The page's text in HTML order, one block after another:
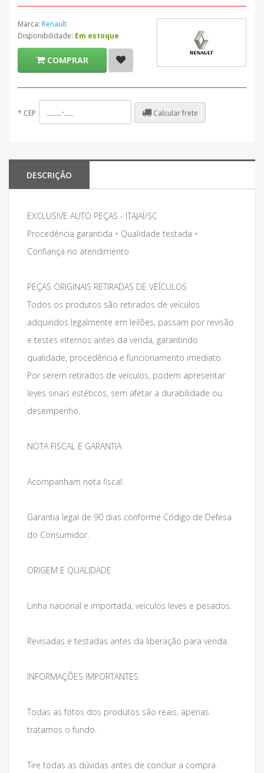
Marca: Renault
Disponibilidade: Em estoque
COMPRAR
* CEP Calcular frete
DESCRIÇÃO
EXCLUSIVE AUTO PEÇAS - ITAJAÍ/SC
Procedência garantida • Qualidade testada •
Confiança no atendimento
PEÇAS ORIGINAIS RETIRADAS DE VEÍCULOS
Todos os produtos são retirados de veículos
adquiridos legalmente em leilões, passam por revisão
e testes internos antes da venda, garantindo
qualidade, procedência e funcionamento imediato.
Por serem retirados de veículos, podem apresentar
leves sinais estéticos, sem afetar a durabilidade ou
desempenho.
NOTA FISCAL E GARANTIA
Acompanham nota fiscal.
Garantia legal de 90 dias conforme Código de Defesa
do Consumidor.
ORIGEM E QUALIDADE
Linha nacional e importada, veículos leves e pesados.
Revisadas e testadas antes da liberação para venda.
INFORMAÇÕES IMPORTANTES
Todas as fotos dos produtos são reais, apenas
tratamos o fundo.
Tire todas as dúvidas antes de concluir a compra.